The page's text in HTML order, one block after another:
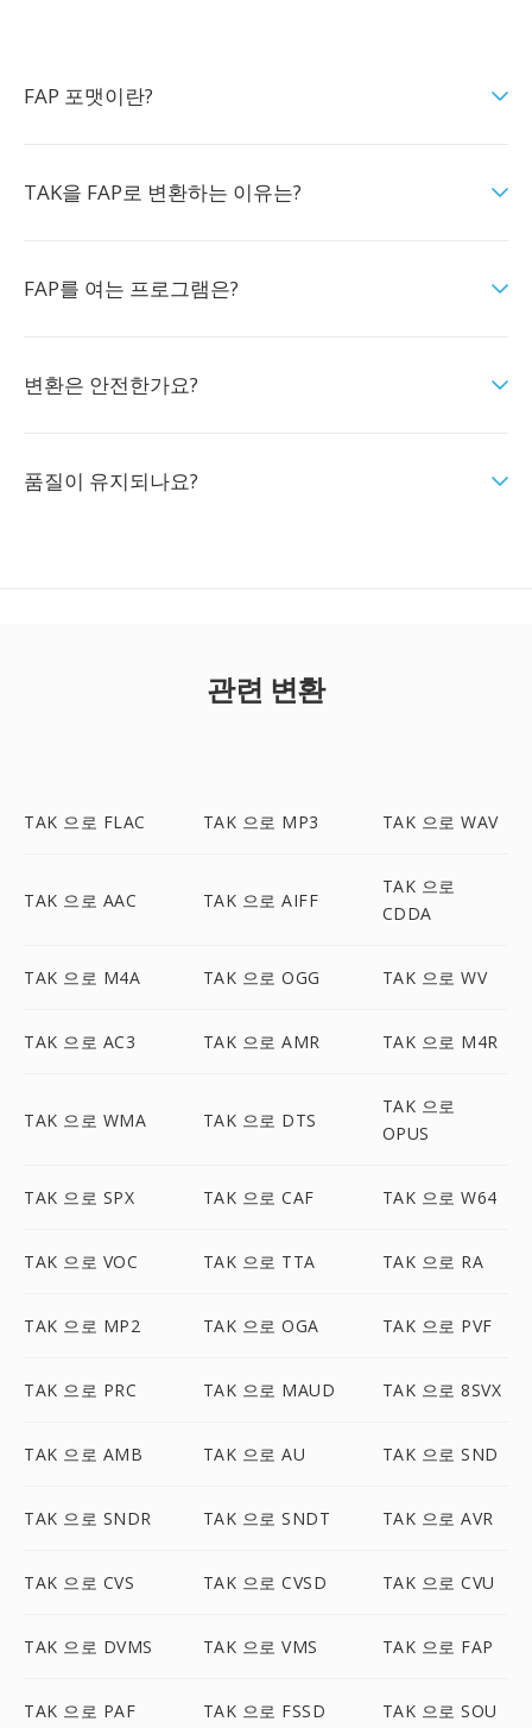
FAP 포맷이란?
TAK을 FAP로 변환하는 이유는?
FAP를 여는 프로그램은?
변환은 안전한가요?
품질이 유지되나요?
관련 변환
TAK 으로 FLAC TAK 으로 MP3 TAK 으로 WAV
TAK 으로 AAC TAK 으로 AIFF
TAK 으로
CDDA
TAK 으로 M4A TAK 으로 OGG TAK 으로 WV
TAK 으로 AC3 TAK 으로 AMR TAK 으로 M4R
TAK 으로 WMA TAK 으로 DTS
TAK 으로
OPUS
TAK 으로 SPX TAK 으로 CAF TAK 으로 W64
TAK 으로 VOC TAK 으로 TTA TAK 으로 RA
TAK 으로 MP2 TAK 으로 OGA TAK 으로 PVF
TAK 으로 PRC TAK 으로 MAUD TAK 으로 8SVX
TAK 으로 AMB TAK 으로 AU TAK 으로 SND
TAK 으로 SNDR TAK 으로 SNDT TAK 으로 AVR
TAK 으로 CVS TAK 으로 CVSD TAK 으로 CVU
TAK 으로 DVMS TAK 으로 VMS TAK 으로 FAP
TAK 으로 PAF TAK 으로 FSSD TAK 으로 SOU